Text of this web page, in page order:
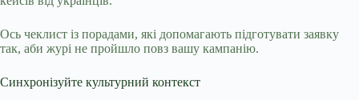
Ось чеклист із порадами, які допомагають підготувати заявку
так, аби журі не пройшло повз вашу кампанію.
Синхронізуйте культурний контекст